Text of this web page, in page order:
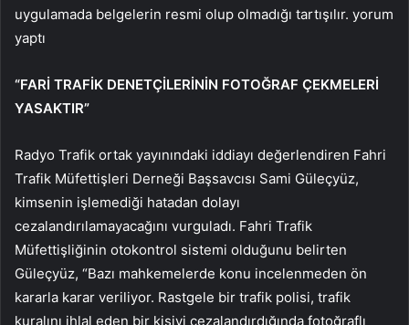
uygulamada belgelerin resmi olup olmadığı tartışılır. yorum
yaptı
“FARİ TRAFİK DENETÇİLERİNİN FOTOĞRAF ÇEKMELERİ
YASAKTIR”
Radyo Trafik ortak yayınındaki iddiayı değerlendiren Fahri
Trafik Müfettişleri Derneği Başsavcısı Sami Güleçyüz,
kimsenin işlemediği hatadan dolayı
cezalandırılamayacağını vurguladı. Fahri Trafik
Müfettişliğinin otokontrol sistemi olduğunu belirten
Güleçyüz, “Bazı mahkemelerde konu incelenmeden ön
kararla karar veriliyor. Rastgele bir trafik polisi, trafik
kuralını ihlal eden bir kişiyi cezalandırdığında fotoğraflı